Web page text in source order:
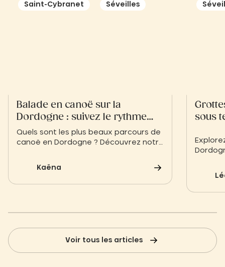
Saint-Cybranet Séveilles
Balade en canoë sur la
Dordogne : suivez le rythme
paisible de la rivière
Quels sont les plus beaux parcours de
canoë en Dordogne ? Découvrez notre
et falaises du Périgord Noir. Une
séjour au camping Slow Village
Kaëna
sous
attend
Voir tous les articles